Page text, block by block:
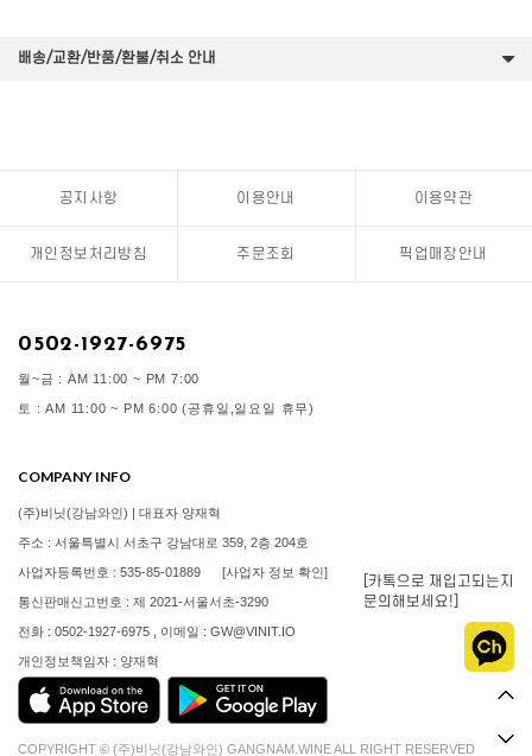
배송/교환/반품/환불/취소 안내
공지사항 이용안내 이용약관
개인정보처리방침 주문조회 픽업매장안내
0502-1927-6975
월~금 : AM 11:00 ~ PM 7:00
토 : AM 11:00 ~ PM 6:00 (공휴일,일요일 휴무)
COMPANY INFO
(주)비닛(강남와인) | 대표자 양재혁
주소 : 서울특별시 서초구 강남대로 359, 2층 204호
사업자등록번호 : 535-85-01889 [사업자 정보 확인]
통신판매신고번호 : 제 2021-서울서초-3290
전화 : 0502-1927-6975 , 이메일 : GW@VINIT.IO
개인정보책임자 : 양재혁
COPYRIGHT © (주)비닛(강남와인) GANGNAM.WINE ALL RIGHT RESERVED
[카톡으로 재입고되는지
문의해보세요!]